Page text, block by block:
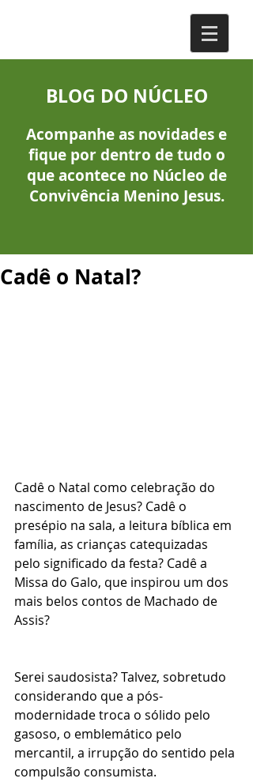
BLOG DO NÚCLEO
Acompanhe as novidades e
fique por dentro de tudo o
que acontece no Núcleo de
Convivência Menino Jesus.
Cadê o Natal?
Cadê o Natal como celebração do
nascimento de Jesus? Cadê o
presépio na sala, a leitura bíblica em
família, as crianças catequizadas
pelo significado da festa? Cadê a
Missa do Galo, que inspirou um dos
mais belos contos de Machado de
Assis?
Serei saudosista? Talvez, sobretudo
considerando que a pós-
modernidade troca o sólido pelo
gasoso, o emblemático pelo
mercantil, a irrupção do sentido pela
compulsão consumista.